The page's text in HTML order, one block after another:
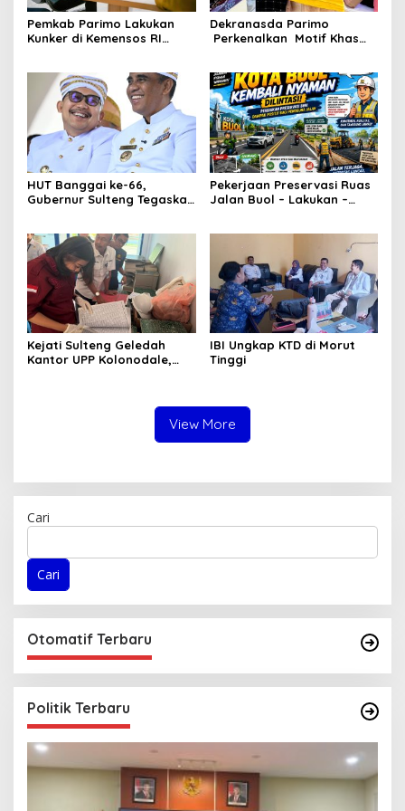
Pemkab Parimo Lakukan
Kunker di Kemensos RI
Dekranasda Parimo
Perkenalkan Motif Khas
Dekranas
HUT Banggai ke-66,
Gubernur Sulteng Tegaskan
Pekerjaan Preservasi Ruas
Jalan Buol – Lakukan –
Kejati Sulteng Geledah
Kantor UPP Kolonodale,
IBI Ungkap KTD di Morut
Tinggi
View More
Cari
Cari
Otomatif Terbaru
Politik Terbaru